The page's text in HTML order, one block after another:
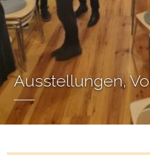
Ausstellungen,